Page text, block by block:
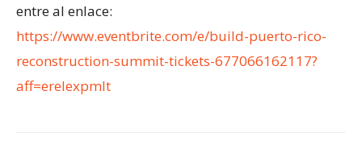
entre al enlace:
https://www.eventbrite.com/e/build-puerto-rico-
reconstruction-summit-tickets-677066162117?
aff=erelexpmlt